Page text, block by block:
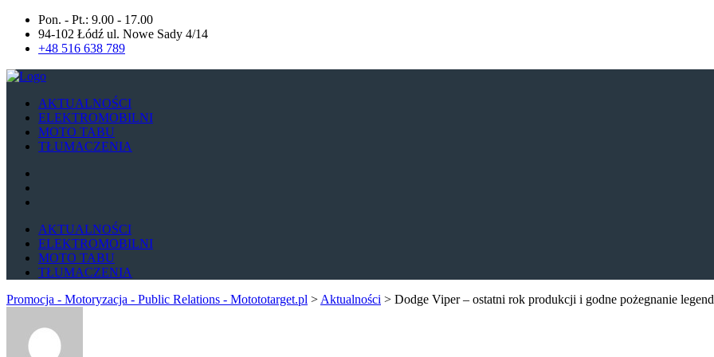
Pon. - Pt.: 9.00 - 17.00
94-102 Łódź ul. Nowe Sady 4/14
+48 516 638 789
AKTUALNOŚCI
ELEKTROMOBILNI
MOTO TABU
TŁUMACZENIA
AKTUALNOŚCI
ELEKTROMOBILNI
MOTO TABU
TŁUMACZENIA
Promocja - Motoryzacja - Public Relations - Motototarget.pl > Aktualności > Dodge Viper – ostatni rok produkcji i godne pożegnanie